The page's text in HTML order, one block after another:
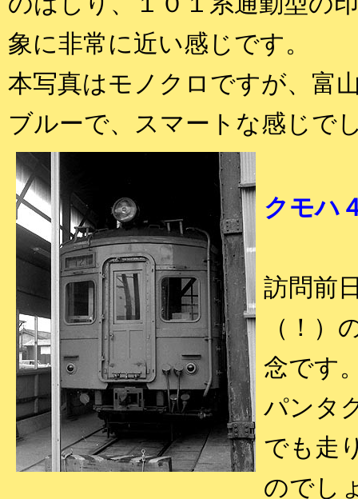
象に非常に近い感じです。
本写真はモノクロですが、富
ブルーで、スマートな感じで
クモハ
訪問前
（！）
念です
パンタ
でも走
のでし